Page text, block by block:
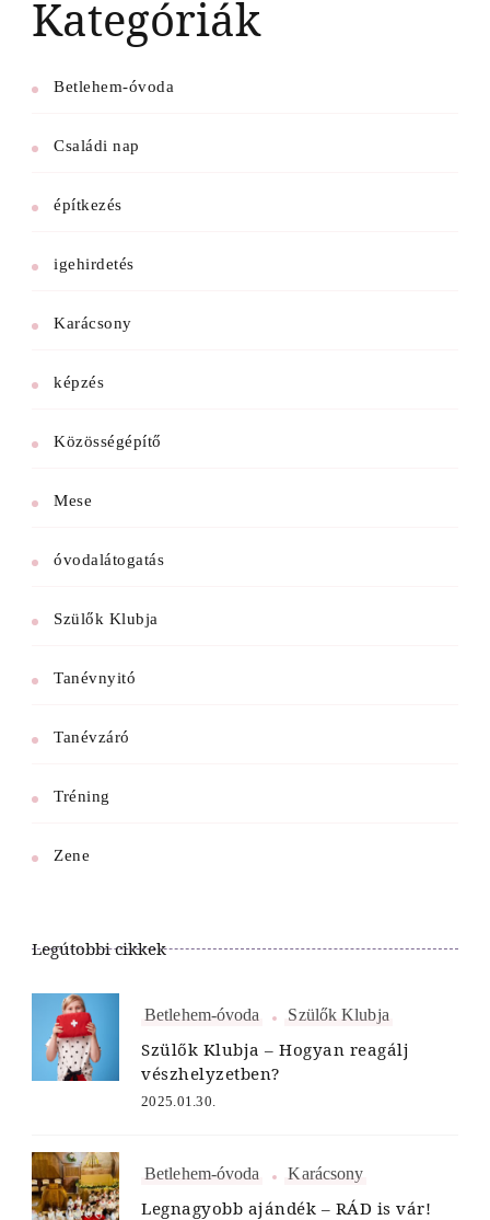
Kategóriák
Betlehem-óvoda
Családi nap
építkezés
igehirdetés
Karácsony
képzés
Közösségépítő
Mese
óvodalátogatás
Szülők Klubja
Tanévnyitó
Tanévzáró
Tréning
Zene
Legútobbi cikkek
Betlehem-óvoda Szülők Klubja
Szülők Klubja – Hogyan reagálj
vészhelyzetben?
2025.01.30.
Betlehem-óvoda Karácsony
Legnagyobb ajándék – RÁD is vár!